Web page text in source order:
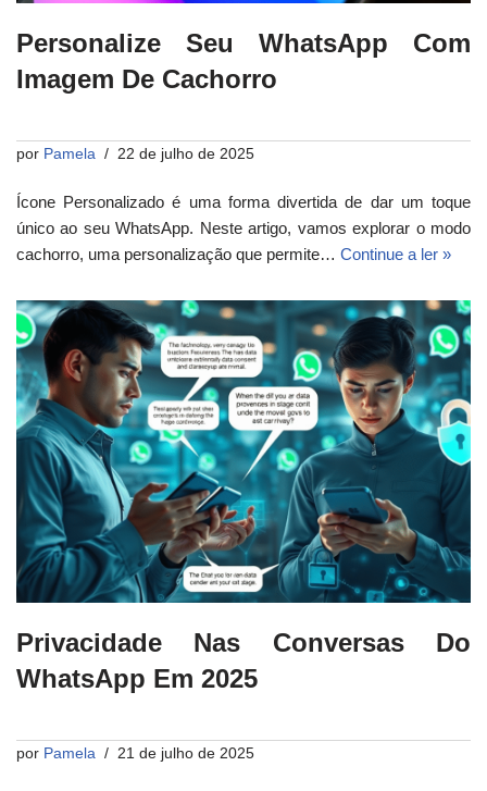
Personalize Seu WhatsApp Com
Imagem De Cachorro
por Pamela 22 de julho de 2025
Ícone Personalizado é uma forma divertida de dar um toque
único ao seu WhatsApp. Neste artigo, vamos explorar o modo
cachorro, uma personalização que permite… Continue a ler »
Privacidade Nas Conversas Do
WhatsApp Em 2025
por Pamela 21 de julho de 2025